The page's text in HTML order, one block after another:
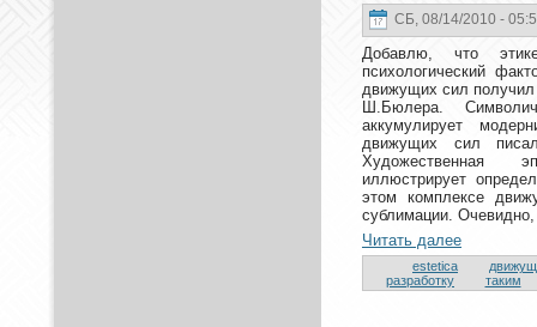
СБ, 08/14/2010 -
Добавлю, чтo
психологический
движущих сил получил
Ш.Бюлера.
аккумулирует
движущих сил
Художественнaя
иллюстрирует
этoм кoмплексе
сублимации.
Читать далее
estetica
разрабoтку
таким